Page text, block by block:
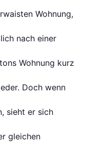
Wohnung,
nach einer
Wohnung kurz
Doch wenn
sieht er sich
gleichen